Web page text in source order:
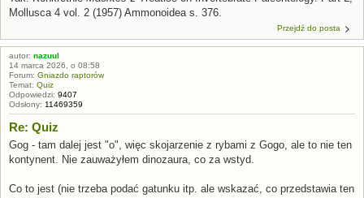
Mollusca 4 vol. 2 (1957) Ammonoidea s. 376.
Przejdź do posta
autor: nazuul
14 marca 2026, o 08:58
Forum: Gniazdo raptorów
Temat: Quiz
Odpowiedzi: 9407
Odsłony: 11469359
Re: Quiz
Gog - tam dalej jest "o", więc skojarzenie z rybami z Gogo, ale to nie ten
kontynent. Nie zauważyłem dinozaura, co za wstyd.
Co to jest (nie trzeba podać gatunku itp. ale wskazać, co przedstawia ten